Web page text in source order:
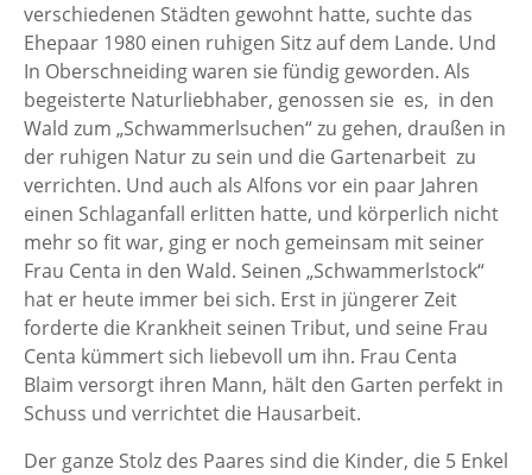
verschiedenen Städten gewohnt hatte, suchte das
Ehepaar 1980 einen ruhigen Sitz auf dem Lande. Und
In Oberschneiding waren sie fündig geworden. Als
begeisterte Naturliebhaber, genossen sie es, in den
Wald zum „Schwammerlsuchen“ zu gehen, draußen in
der ruhigen Natur zu sein und die Gartenarbeit zu
verrichten. Und auch als Alfons vor ein paar Jahren
einen Schlaganfall erlitten hatte, und körperlich nicht
mehr so fit war, ging er noch gemeinsam mit seiner
Frau Centa in den Wald. Seinen „Schwammerlstock“
hat er heute immer bei sich. Erst in jüngerer Zeit
forderte die Krankheit seinen Tribut, und seine Frau
Centa kümmert sich liebevoll um ihn. Frau Centa
Blaim versorgt ihren Mann, hält den Garten perfekt in
Schuss und verrichtet die Hausarbeit.
Der ganze Stolz des Paares sind die Kinder, die 5 Enkel